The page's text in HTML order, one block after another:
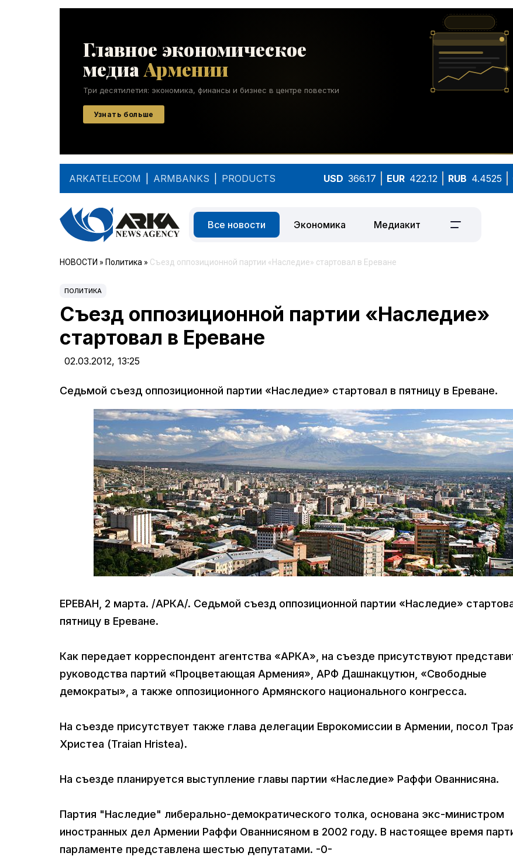
ARKATELECOM ARMBANKS PRODUCTS USD 366.17 EUR 422.12 RUB 4.4525
Все новости Экономика Медиакит
НОВОСТИ » Политика » Съезд оппозиционной партии «Наследие» стартовал в Ереване
ПОЛИТИКА
Съезд оппозиционной партии «Наследие»
стартовал в Ереване
02.03.2012, 13:25
Седьмой съезд оппозиционной партии «Наследие» стартовал в пятницу в Ереване.
ЕРЕВАН, 2 марта. /АРКА/. Седьмой съезд оппозиционной партии «Наследие»
пятницу в Ереване.
Как передает корреспондент агентства «АРКА», на съезде присутствуют
руководства партий «Процветающая Армения», АРФ Дашнакцутюн, «Свободные
демократы», а также оппозиционного Армянского национального конгресса.
На съезде присутствует также глава делегации Еврокомиссии в Армении, посол
Христеа (Traian Hristea).
На съезде планируется выступление главы партии «Наследие» Раффи Ованнисяна.
Партия "Наследие" либерально-демократического толка, основана экс-министром
иностранных дел Армении Раффи Ованнисяном в 2002 году. В настоящее время
парламенте представлена шестью депутатами. -0-